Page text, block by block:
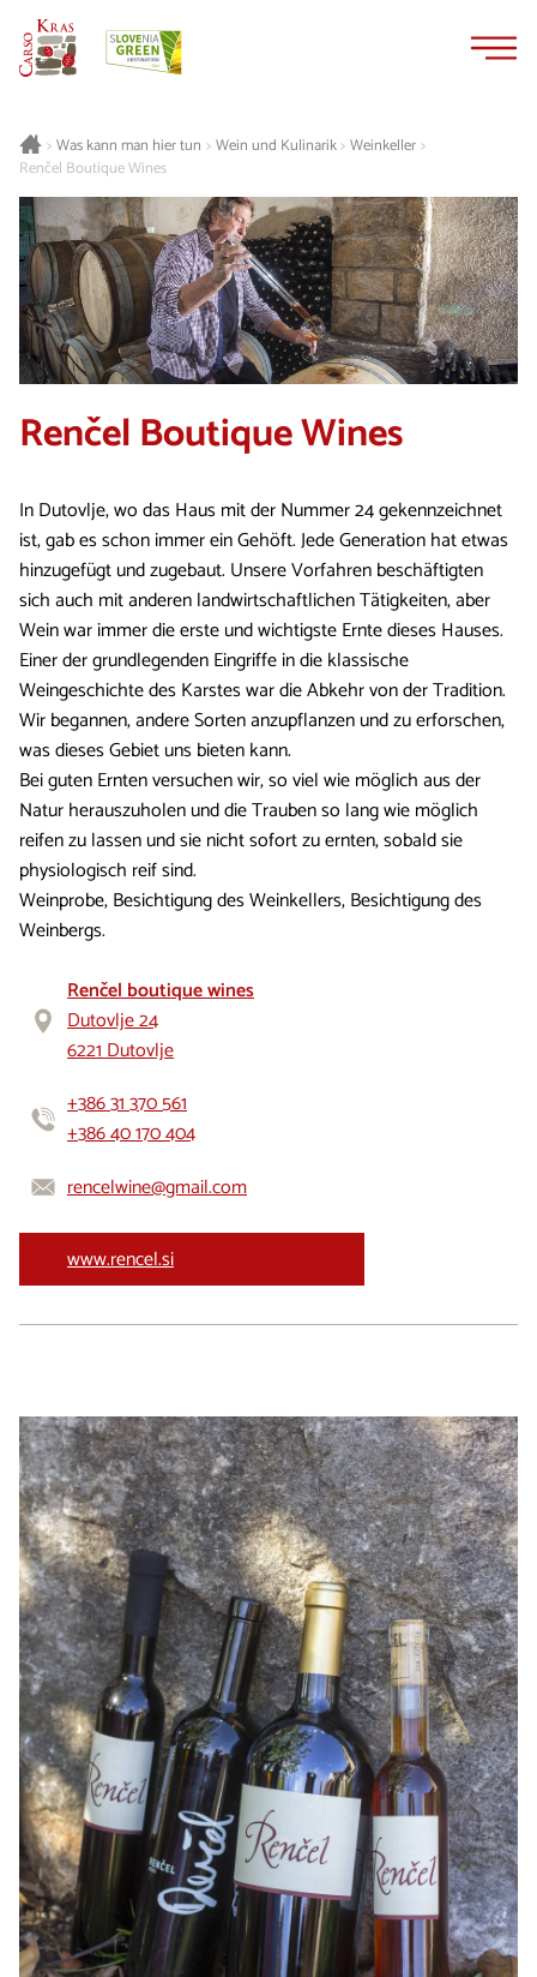
>Was kann man hier tun > Wein und Kulinarik>Weinkeller>
Renčel Boutique Wines
Renčel Boutique Wines
In Dutovlje, wo das Haus mit der Nummer 24 gekennzeichnet
ist, gab es schon immer ein Gehöft. Jede Generation hat etwas
hinzugefügt und zugebaut. Unsere Vorfahren beschäftigten
sich auch mit anderen landwirtschaftlichen Tätigkeiten, aber
Wein war immer die erste und wichtigste Ernte dieses Hauses.
Einer der grundlegenden Eingriffe in die klassische
Weingeschichte des Karstes war die Abkehr von der Tradition.
Wir begannen, andere Sorten anzupflanzen und zu erforschen,
was dieses Gebiet uns bieten kann.
Bei guten Ernten versuchen wir, so viel wie möglich aus der
Natur herauszuholen und die Trauben so lang wie möglich
reifen zu lassen und sie nicht sofort zu ernten, sobald sie
physiologisch reif sind.
Weinprobe, Besichtigung des Weinkellers, Besichtigung des
Weinbergs.
Renčel boutique wines
Dutovlje 24
6221 Dutovlje
+386 31 370 561
+386 40 170 404
rencelwine@gmail.com
www.rencel.si